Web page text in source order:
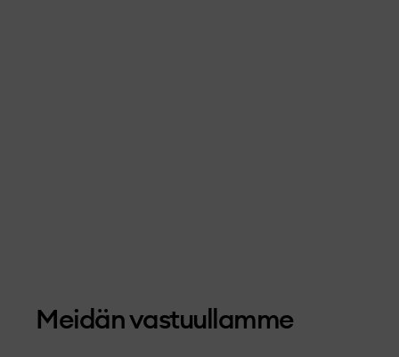
Meidän vastuullamme